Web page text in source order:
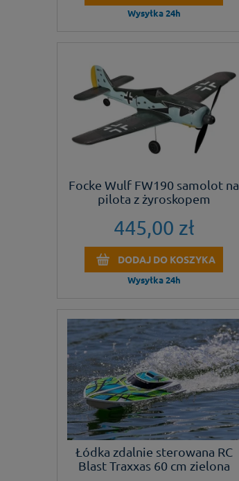
Wysyłka 24h
Focke Wulf FW190 samolot na
pilota z żyroskopem
445,00 zł
DODAJ DO KOSZYKA
Wysyłka 24h
Łódka zdalnie sterowana RC
Blast Traxxas 60 cm zielona